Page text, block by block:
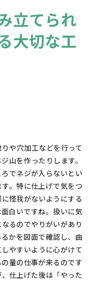
立てられ
大切な工
や穴加工などを行って
山を作ったりします。
でネジが入らないとい
。特に仕上げで気をつ
怪我がないようにする
白いですね。扱いに気
るのでやりがいがあり
かを図面で確認し、曲
やすいように心がけて
量の仕事が来るのです
仕上げた後は「やった